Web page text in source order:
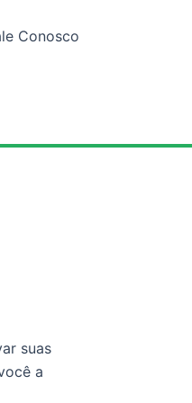
Conosco
suas
a